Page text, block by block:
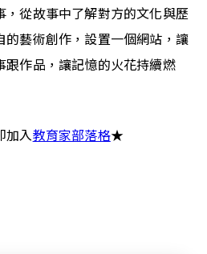
，從故事中了解對方的文化與歷
的藝術創作，設置一個網站，讓
跟作品，讓記憶的火花持續燃
加入教育家部落格★